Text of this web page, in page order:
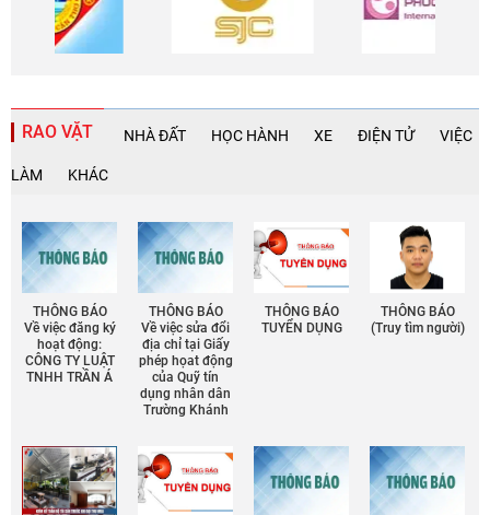
RAO VẶT NHÀ ĐẤT HỌC HÀNH XE ĐIỆN TỬ VIỆC
LÀM KHÁC
THÔNG BÁO
Về việc đăng ký
hoạt động:
CÔNG TY LUẬT
TNHH TRẦN Á
THÔNG BÁO
Về việc sửa đổi
địa chỉ tại Giấy
phép họat động
của Quỹ tín
dụng nhân dân
Trường Khánh
THÔNG BÁO
TUYỂN DỤNG
THÔNG BÁO
(Truy tìm người)